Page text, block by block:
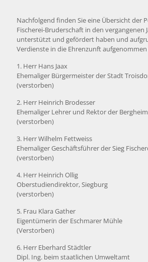
Nachfolgend finden Sie eine Übersicht der
Fischerei-Bruderschaft in den vergangenen
unterstützt und gefördert haben und
Verdienste in die Ehrenzunft
1. Herr Hans Jaax
Ehemaliger Bürgermeister der Stadt
(verstorben)
2. Herr Heinrich Brodesser
Ehemaliger Lehrer und Rektor der
(verstorben)
3. Herr Wilhelm Fettweiss
Ehemaliger Geschäftsführer der Sieg
(verstorben)
4. Herr Heinrich Ollig
Oberstudiendirektor, Siegburg
(verstorben)
5. Frau Klara Gather
Eigentümerin der Eschmarer Mühle
(Verstorben)
6. Herr Eberhard Städtler
Dipl. Ing. beim staatlichen Umweltamt